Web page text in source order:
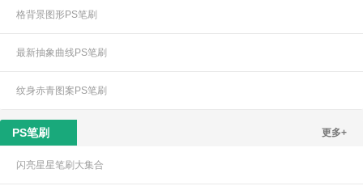
格背景图形PS笔刷
最新抽象曲线PS笔刷
纹身赤青图案PS笔刷
PS笔刷 更多+
闪亮星星笔刷大集合